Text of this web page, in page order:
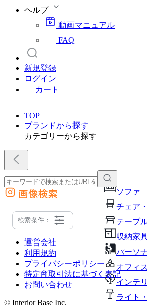
ヘルプ
動画マニュアル
FAQ
新規登録
ログイン
カート
TOP
ブランドから探す
カテゴリーから探す
ソファ
チェア
テーブ
収納家
パーソ
オフィ
インテ
ライト
外部サイトの商品をカートに追加
他のサイトで見つけた商品ページのURLを貼り付けて、カートに追
画像検索
検索条件：
運営会社
利用規約
プライバシーポリシー
特定商取引法に基づく表記
お問い合わせ
© Interior Base Inc.